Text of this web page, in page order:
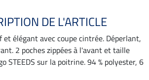
DE L'ARTICLE
élégant avec coupe cintrée. Déperlant,
2 poches zippées à l'avant et taille
STEEDS sur la poitrine. 94 % polyester, 6